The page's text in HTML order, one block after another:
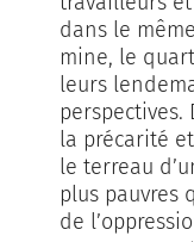
dans le
mine, le
leurs
la précarité
le terreau
plus pauvres
de